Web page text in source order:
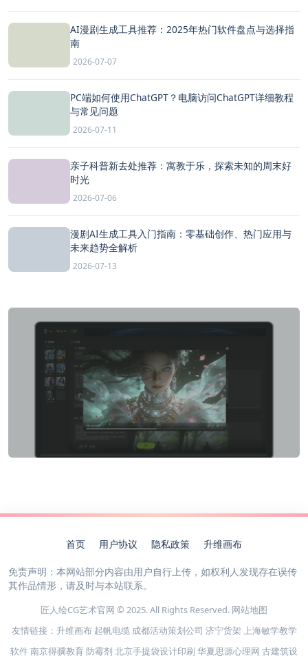
AI漫剧生成工具推荐：2025年热门软件盘点与选择指
南
2026-07-07
PC端如何使用ChatGPT？电脑访问ChatGPT详细教程
与常见问题
2026-07-11
亲子科普新去处推荐：寓教于乐，探索未知的周末好
时光
2026-07-06
漫剧AI生成工具入门指南：零基础创作、热门应用与
未来趋势全解析
2026-07-13
首页 用户协议 隐私政策 升维画布
免责声明：本网站部分内容由用户自行上传，如权利人发现存在误传
其作品情形，请及时与本站联系。
匠人绘CG艺术官网 © 2025. All Rights Reserved. 网站地图
友情链接： 升维画布 起帆电缆 成都活动策划公司 济宁货架 上海敏学教学
软件南京得骥教育 防霉剂 北京手提袋设计印刷 华夏思源心理网 古建筑设